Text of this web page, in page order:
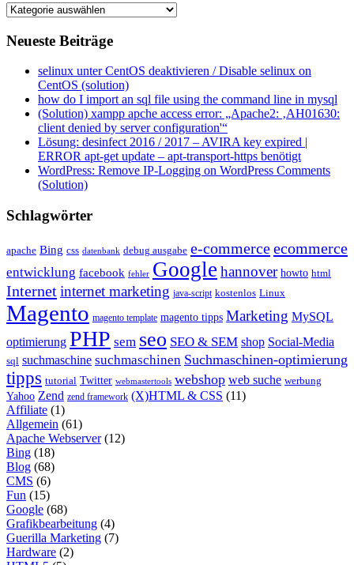
Kategorien
Neueste Beiträge
selinux unter CentOS deaktivieren / Disable selinux on
CentOS (solution)
how do I import an sql file using the command line in mysql
(Solution) xampp apche access error: „Apache2: ‚AH01630:
client denied by server configuration'“
Lösung: desinfect 2016 / 2017 – AVIRA key expired |
ERROR apt-get update – apt-transport-https benötigt
WordPress: Remove IP-Logging on WordPress Comments
(Solution)
Schlagwörter
apache Bing css datenbank debug ausgabe e-commerceecommerce
entwicklung facebook fehler Google hannover howto html
Internetinternet marketing java-script kostenlos Linux
Magento magento template magento tipps Marketing MySQL
optimierung PHP sem seo SEO & SEM shop Social-Media
sql suchmaschine suchmaschinen Suchmaschinen-optimierung
tipps tutorial Twitter webmastertools webshop web suche werbung
Yahoo Zend zend framework (X)HTML & CSS (11)
Affiliate (1)
Allgemein (61)
Apache Webserver(12)
Bing (18)
Blog (68)
CMS (6)
Fun (15)
Google (68)
Grafikbearbeitung (4)
Guerilla Marketing (7)
Hardware (2)